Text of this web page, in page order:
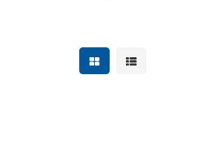
Mostrar resultados
Mostrar